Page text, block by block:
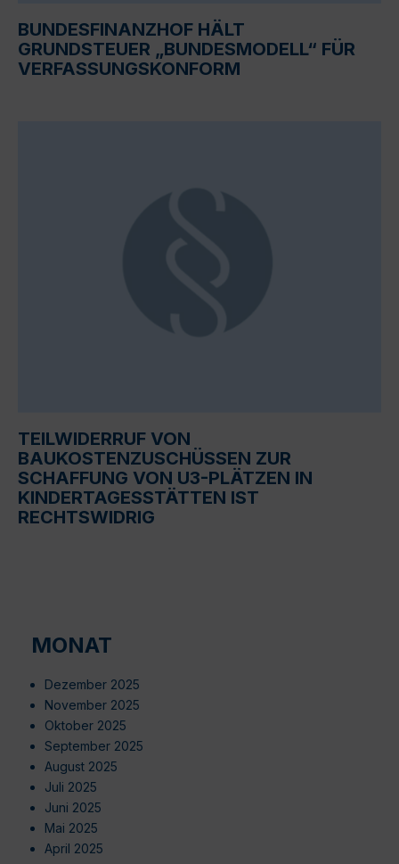
BUNDESFINANZHOF HÄLT
GRUNDSTEUER „BUNDESMODELL“ FÜR
VERFASSUNGSKONFORM
TEILWIDERRUF VON
BAUKOSTENZUSCHÜSSEN ZUR
SCHAFFUNG VON U3-PLÄTZEN IN
KINDERTAGESSTÄTTEN IST
RECHTSWIDRIG
MONAT
Dezember 2025
November 2025
Oktober 2025
September 2025
August 2025
Juli 2025
Juni 2025
Mai 2025
April 2025